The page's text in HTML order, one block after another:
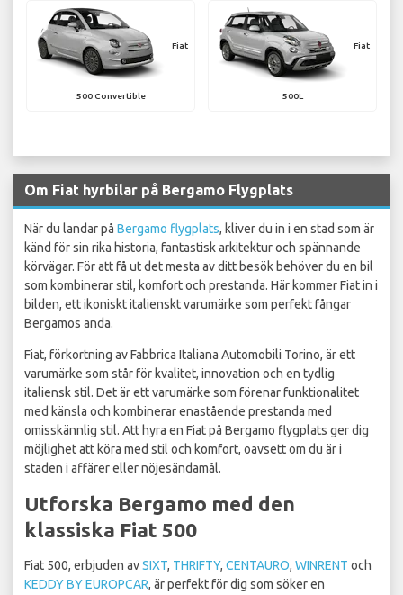
Fiat
500 Convertible
Fiat
500L
Om Fiat hyrbilar på Bergamo Flygplats
När du landar på Bergamo flygplats, kliver du in i en stad som är
känd för sin rika historia, fantastisk arkitektur och spännande
körvägar. För att få ut det mesta av ditt besök behöver du en bil
som kombinerar stil, komfort och prestanda. Här kommer Fiat in i
bilden, ett ikoniskt italienskt varumärke som perfekt fångar
Bergamos anda.
Fiat, förkortning av Fabbrica Italiana Automobili Torino, är ett
varumärke som står för kvalitet, innovation och en tydlig
italiensk stil. Det är ett varumärke som förenar funktionalitet
med känsla och kombinerar enastående prestanda med
omisskännlig stil. Att hyra en Fiat på Bergamo flygplats ger dig
möjlighet att köra med stil och komfort, oavsett om du är i
staden i affärer eller nöjesändamål.
Utforska Bergamo med den
klassiska Fiat 500
Fiat 500, erbjuden avSIXT, THRIFTY, CENTAURO, WINRENT och
KEDDY BY EUROPCAR, är perfekt för dig som söker en